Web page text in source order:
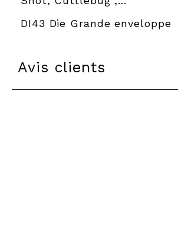
DI43 Die Grande enveloppe
Avis clients